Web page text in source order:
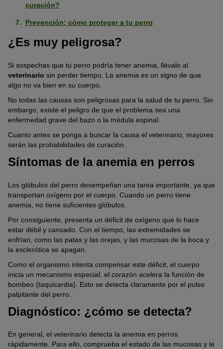
curación?
Prevención: cómo proteger a tu perro
¿Es muy peligrosa?
Si sospechas que tu perro podría tener anemia, llévalo al
veterinario sin perder tiempo. La anemia es un signo de que
algo no va bien en su cuerpo.
No todas las causas son peligrosas para la salud de tu perro. Sin
embargo, existe el peligro de que el problema sea una
enfermedad grave del bazo o la médula espinal.
Cuanto antes se ponga a buscar la causa el veterinario, mayores
serán las probabilidades de curación.
Síntomas de la anemia en perros
Los glóbulos del perro desempeñan una tarea importante, ya que
transportan oxígeno por el cuerpo. Cuando un perro tiene
anemia, no tiene suficientes glóbulos.
Por consiguiente, presenta un déficit de oxígeno que lo hace
estar débil y cansado. Con el tiempo, las extremidades se
enfrían, como las patas y las orejas, y las mucosas de la boca y
la esclerótica se apagan.
Como el organismo intenta compensar este déficit, el cuerpo
inicia un mecanismo especial: el corazón acelera la función de
bombeo (taquicardia). Esto se detecta claramente por el pulso
palpitante del perro.
Diagnóstico: ¿cómo se detecta?
En general, el veterinario detecta la anemia en perros
rápidamente. Para ello, comprueba el estado de las mucosas y le